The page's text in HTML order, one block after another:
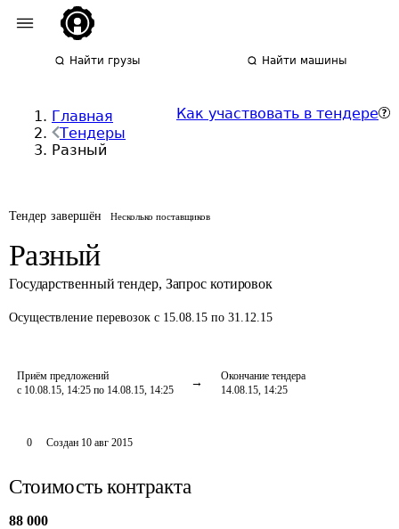
Найти грузы Найти машины
Главная
Тендеры
Разный
Как участвовать в тендере
Тендер завершён Несколько поставщиков
Разный
Государственный тендер, Запрос котировок
Осуществление перевозок с 15.08.15 по 31.12.15
Приём предложений
с 10.08.15, 14:25 по 14.08.15, 14:25
Окончание тендера
14.08.15, 14:25
0 Создан 10 авг 2015
Стоимость контракта
88 000